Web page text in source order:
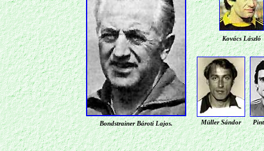
Bondstrainer Bároti Lajos.
Kovács László
Müller Sándor